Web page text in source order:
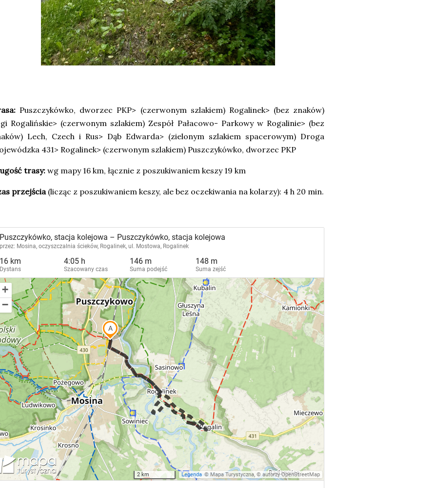
Puszczykówko, dworzec PKP> (czerwonym szlakiem) Rogalinek> (bez znaków)
Rogalińskie> (czerwonym szlakiem) Zespół Pałacowo- Parkowy w Rogalinie> (bez
Lech, Czech i Rus> Dąb Edwarda> (zielonym szlakiem spacerowym) Droga
431> Rogalinek> (czerwonym szlakiem) Puszczykówko, dworzec PKP
trasy: wg mapy 16 km, łącznie z poszukiwaniem keszy 19 km
przejścia(licząc z poszukiwaniem keszy, ale bez oczekiwania na kolarzy): 4 h 20 min.